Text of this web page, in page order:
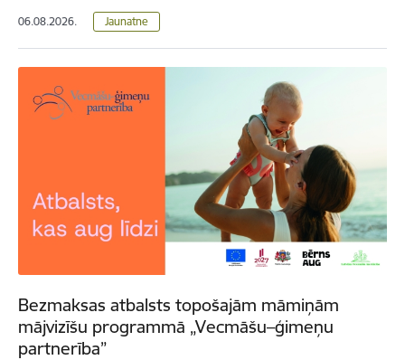
06.08.2026. Jaunatne
Bezmaksas atbalsts topošajām māmiņām
mājvizīšu programmā „Vecmāšu–ģimeņu
partnerība”